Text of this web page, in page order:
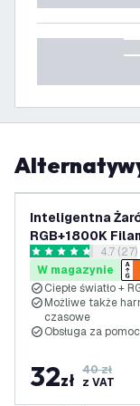
Inteligentna
RGB+1800K
WiFi -
otwórz
4.7 Gwiazdki oceny
4.7 (27)
W magazynie
Ciepłe światło +
Możliwe także
czasowe
Obsługa za
32zł 40 zł
z VAT